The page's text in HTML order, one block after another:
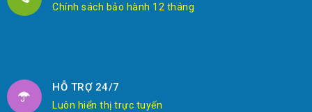
Chính sách bảo hành 12 tháng
HỖ TRỢ 24/7
Luôn hiển thị trực tuyến